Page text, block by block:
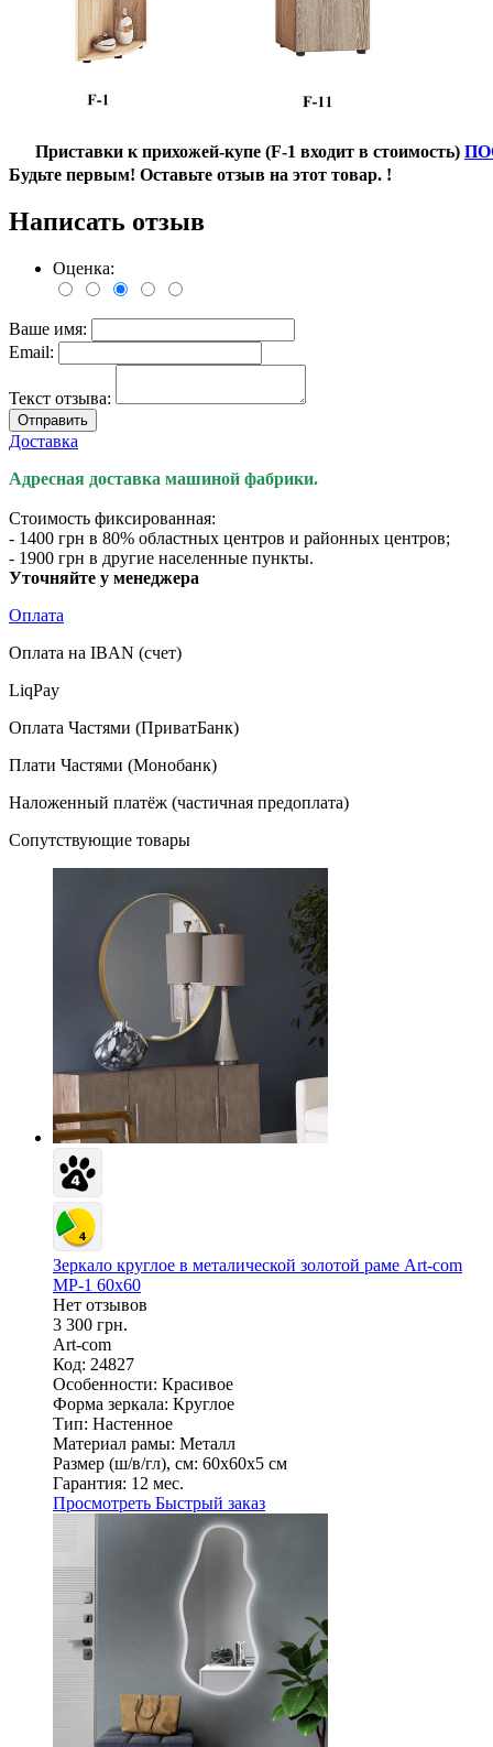
Приставки к прихожей-купе (F-1 входит в стоимость)
Будьте первым! Оставьте отзыв на этот товар. !
Написать отзыв
Оценка:
Ваше имя:
Email:
Текст отзыва:
Отправить
Доставка
Адресная доставка машиной фабрики.
Стоимость фиксированная:
- 1400 грн в 80% областных центров и районных центров;
- 1900 грн в другие населенные пункты.
Уточняйте у менеджера
Оплата
Оплата на IBAN (счет)
LiqPay
Оплата Частями (ПриватБанк)
Плати Частями (Монобанк)
Наложенный платёж (частичная предоплата)
Сопутствующие товары
Зеркало круглое в металической золотой раме Art-com
МР-1 60х60
Нет отзывов
3 300 грн.
Art-com
Код: 24827
Особенности: Красивое
Форма зеркала: Круглое
Тип: Настенное
Материал рамы: Металл
Размер (ш/в/гл), см: 60х60х5 см
Гарантия: 12 мес.
Просмотреть Быстрый заказ